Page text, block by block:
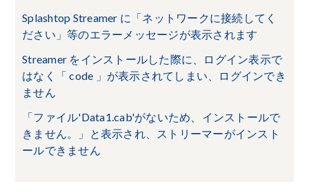
Splashtop Streamer に「ネットワークに接続してく
ださい」等のエラーメッセージが表示されます
Streamer をインストールした際に、ログイン表示で
はなく「 code 」が表示されてしまい、ログインでき
ません
「ファイル'Data1.cab'がないため、インストールで
きません。」と表示され、ストリーマーがインスト
ールできません